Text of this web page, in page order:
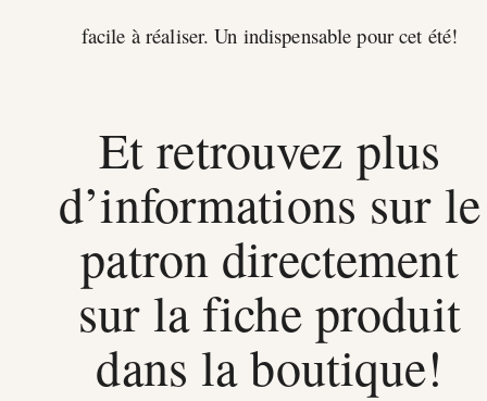
facile à réaliser. Un indispensable pour cet été!
Et retrouvez plus
d’informations sur le
patron directement
sur la fiche produit
dans la boutique!